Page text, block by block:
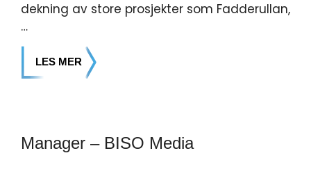
dekning av store prosjekter som Fadderullan,
…
LES MER
Manager – BISO Media